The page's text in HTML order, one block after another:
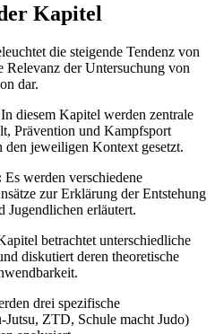
Kapitel
die steigende Tendenz von
der Untersuchung von
dar.
In diesem Kapitel werden zentrale
Prävention und Kampfsport
jeweiligen Kontext gesetzt.
Es werden verschiedene
zur Erklärung der Entstehung
Jugendlichen erläutert.
betrachtet unterschiedliche
diskutiert deren theoretische
drei spezifische
ZTD, Schule macht Judo)